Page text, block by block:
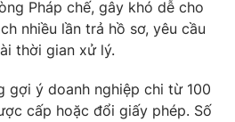
Pháp chế, gây khó dễ cho
nhiều lần trả hồ sơ, yêu cầu
thời gian xử lý.
gợi ý doanh nghiệp chi từ 100
cấp hoặc đổi giấy phép. Số